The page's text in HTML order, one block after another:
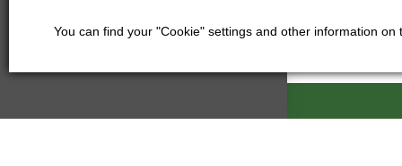
You can find your "Cookie" settings and other information on